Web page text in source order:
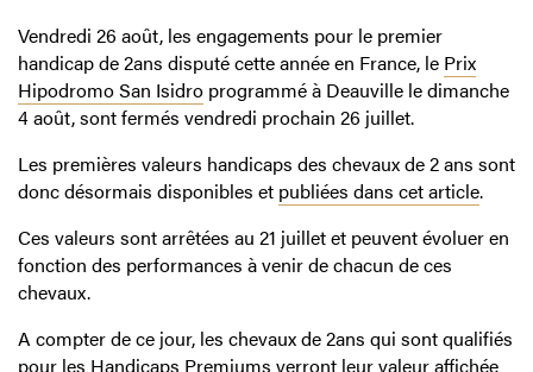
Vendredi 26 août, les engagements pour le premier
handicap de 2ans disputé cette année en France, le Prix
Hipodromo San Isidro programmé à Deauville le dimanche
4 août, sont fermés vendredi prochain 26 juillet.
Les premières valeurs handicaps des chevaux de 2 ans sont
donc désormais disponibles et publiées dans cet article.
Ces valeurs sont arrêtées au 21 juillet et peuvent évoluer en
fonction des performances à venir de chacun de ces
chevaux.
A compter de ce jour, les chevaux de 2ans qui sont qualifiés
pour les Handicaps Premiums verront leur valeur affichée